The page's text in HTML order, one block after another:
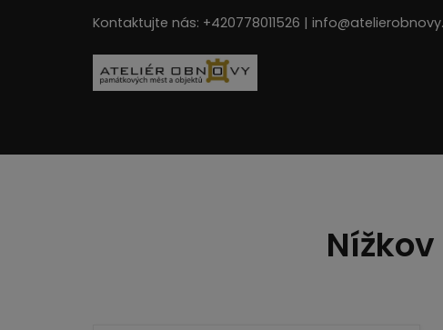
Kontaktujte nás: +420778011526 |